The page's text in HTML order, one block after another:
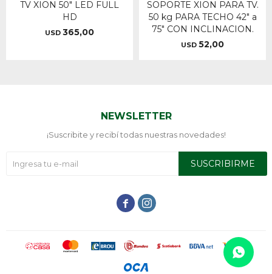
TV XION 50" LED FULL
HD
USD 365,00
SOPORTE XION PARA TV.
50 kg PARA TECHO 42" a
75" CON INCLINACION.
USD 52,00
NEWSLETTER
¡Suscribite y recibí todas nuestras novedades!
SUSCRIBIRME
 